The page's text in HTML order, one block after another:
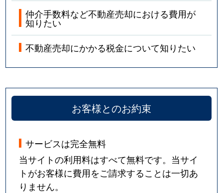
仲介手数料など不動産売却における費用が
知りたい
不動産売却にかかる税金について知りたい
お客様とのお約束
サービスは完全無料
当サイトの利用料はすべて無料です。当サイ
トがお客様に費用をご請求することは一切あ
りません。